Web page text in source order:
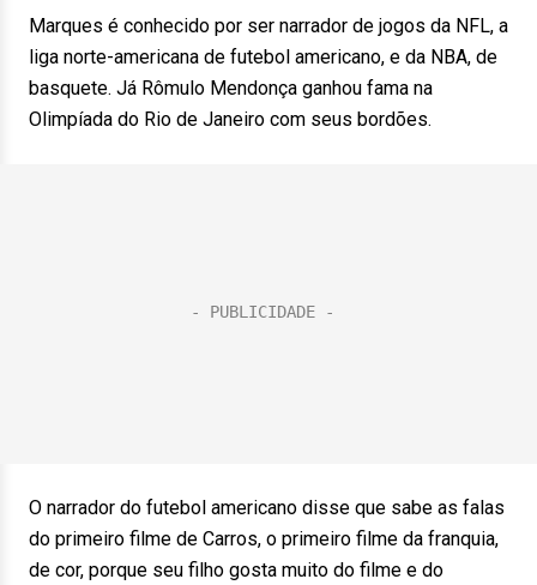
Marques é conhecido por ser narrador de jogos da NFL, a
liga norte-americana de futebol americano, e da NBA, de
basquete. Já Rômulo Mendonça ganhou fama na
Olimpíada do Rio de Janeiro com seus bordões.
O narrador do futebol americano disse que sabe as falas
do primeiro filme de Carros, o primeiro filme da franquia,
de cor, porque seu filho gosta muito do filme e do